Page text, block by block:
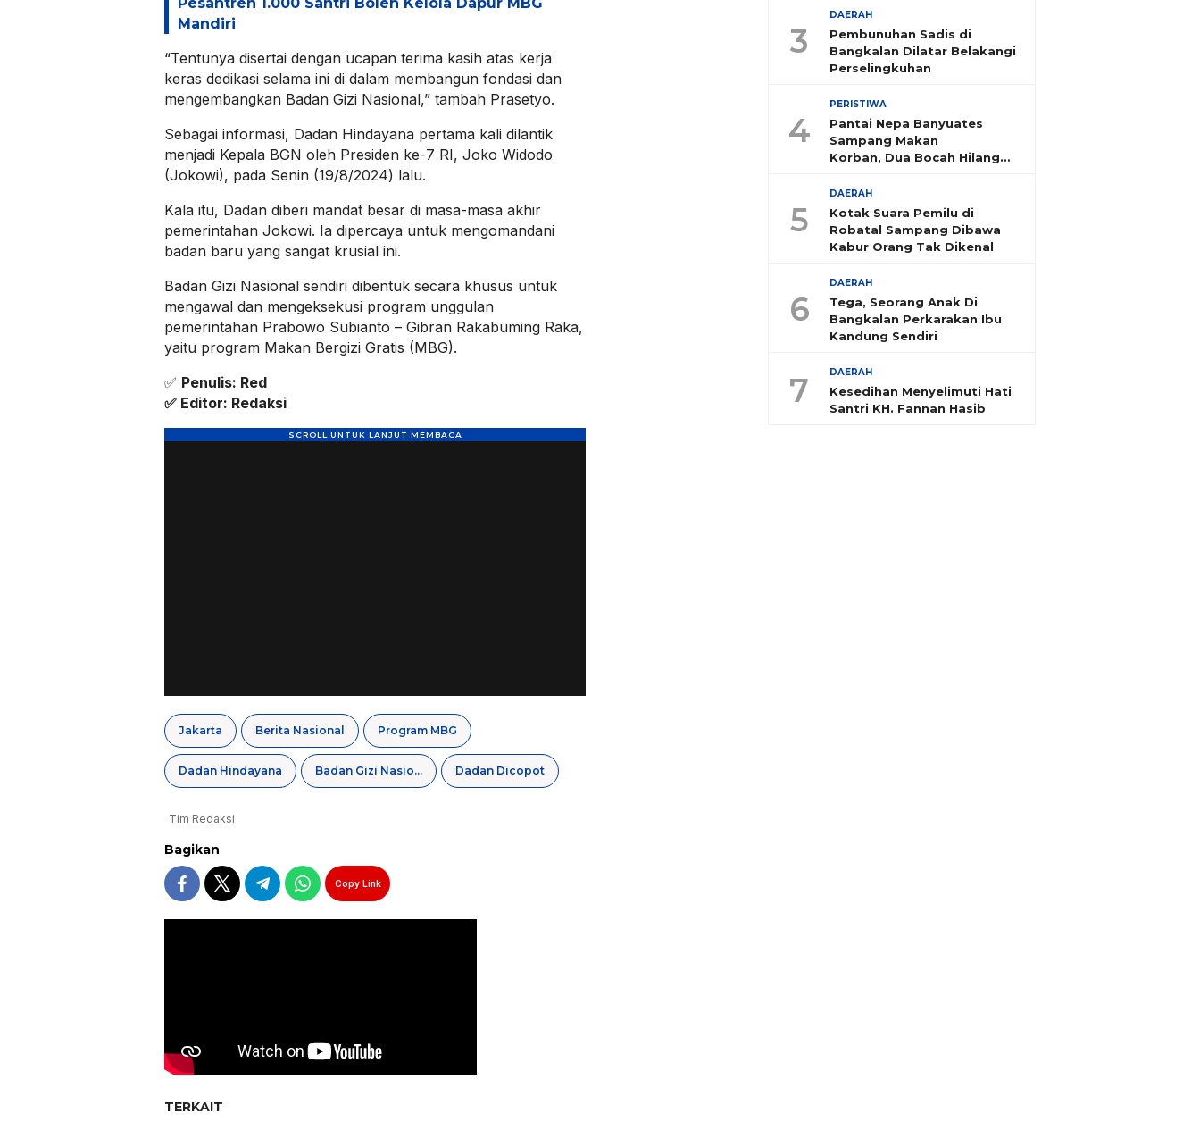
Mandiri
“Tentunya disertai dengan ucapan terima kasih atas kerja
keras dedikasi selama ini di dalam membangun fondasi dan
mengembangkan Badan Gizi Nasional,” tambah Prasetyo.
Sebagai informasi, Dadan Hindayana pertama kali dilantik
menjadi Kepala BGN oleh Presiden ke-7 RI, Joko Widodo
(Jokowi), pada Senin (19/8/2024) lalu.
Kala itu, Dadan diberi mandat besar di masa-masa akhir
pemerintahan Jokowi. Ia dipercaya untuk mengomandani
badan baru yang sangat krusial ini.
Badan Gizi Nasional sendiri dibentuk secara khusus untuk
mengawal dan mengeksekusi program unggulan
pemerintahan Prabowo Subianto – Gibran Rakabuming Raka,
yaitu program Makan Bergizi Gratis (MBG).
✅ Penulis: Red
✅ Editor: Redaksi
Jakarta Berita Nasional Program MBG
Dadan Hindayana Badan Gizi Nasional Dadan Dicopot
Tim Redaksi
Bagikan
Copy Link
TERKAIT
3
DAERAH
Pembunuhan Sadis di
Bangkalan Dilatar Belakangi
Perselingkuhan
4
PERISTIWA
Pantai Nepa Banyuates
Sampang Makan
Korban, Dua Bocah Hilang
5
DAERAH
Kotak Suara Pemilu di
Robatal Sampang Dibawa
Kabur Orang Tak Dikenal
6
DAERAH
Tega, Seorang Anak Di
Bangkalan Perkarakan Ibu
Kandung Sendiri
7 DAERAH
Kesedihan Menyelimuti Hati
Santri KH. Fannan Hasib